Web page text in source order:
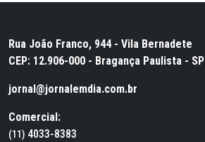
Rua João Franco, 944 - Vila Bernadete
CEP: 12.906-000 - Bragança Paulista - SP
jornal@jornalemdia.com.br
Comercial:
(11) 4033-8383